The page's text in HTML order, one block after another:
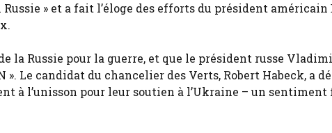
» et a fait l’éloge des efforts du président américain
la Russie pour la guerre, et que le président russe
Le candidat du chancelier des Verts, Robert Habeck, a
à l’unisson pour leur soutien à l’Ukraine – un